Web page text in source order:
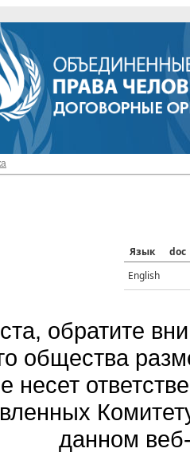
Язык
doc
English
обратите
общества
несет
данном